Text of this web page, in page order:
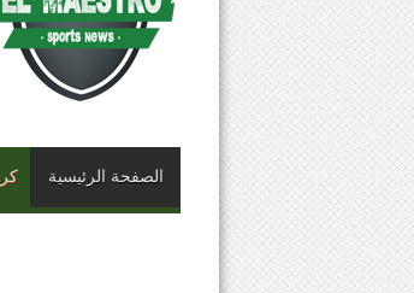
الصفحة الرئيسية